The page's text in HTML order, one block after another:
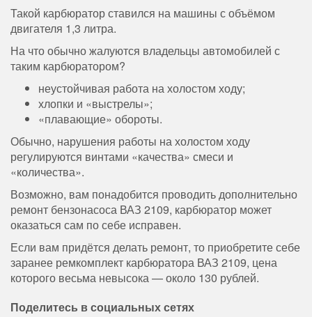
Такой карбюратор ставился на машины с объёмом
двигателя 1,3 литра.
На что обычно жалуются владельцы автомобилей с
таким карбюратором?
неустойчивая работа на холостом ходу;
хлопки и «выстрелы»;
«плавающие» обороты.
Обычно, нарушения работы на холостом ходу
регулируются винтами «качества» смеси и
«количества».
Возможно, вам понадобится проводить дополнительно
ремонт бензонасоса ВАЗ 2109, карбюратор может
оказаться сам по себе исправен.
Если вам придётся делать ремонт, то приобретите себе
заранее ремкомплект карбюратора ВАЗ 2109, цена
которого весьма невысока — около 130 рублей.
Поделитесь в социальных сетях